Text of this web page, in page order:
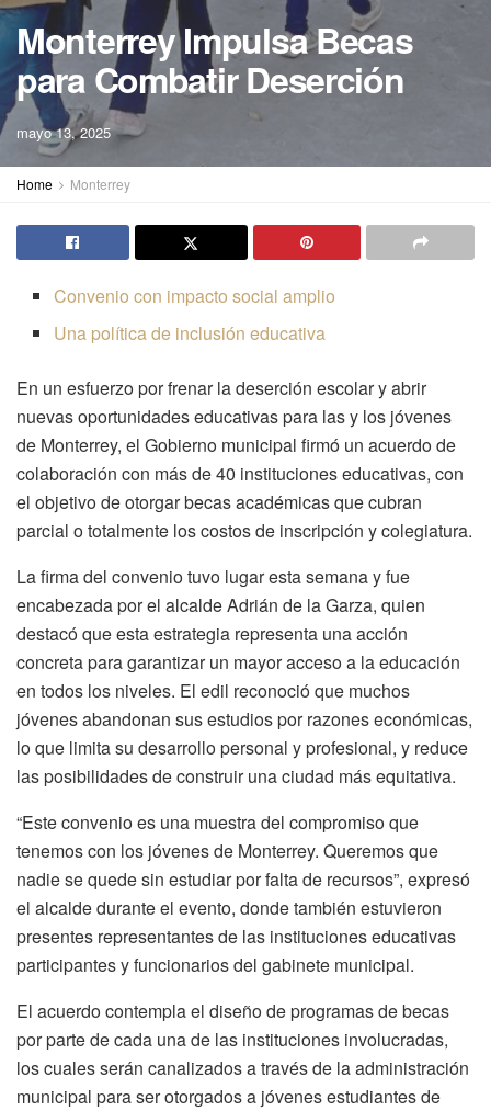
Monterrey Impulsa Becas
para Combatir Deserción
mayo 13, 2025
Home Monterrey
Convenio con impacto social amplio
Una política de inclusión educativa
En un esfuerzo por frenar la deserción escolar y abrir
nuevas oportunidades educativas para las y los jóvenes
de Monterrey, el Gobierno municipal firmó un acuerdo de
colaboración con más de 40 instituciones educativas, con
el objetivo de otorgar becas académicas que cubran
parcial o totalmente los costos de inscripción y colegiatura.
La firma del convenio tuvo lugar esta semana y fue
encabezada por el alcalde Adrián de la Garza, quien
destacó que esta estrategia representa una acción
concreta para garantizar un mayor acceso a la educación
en todos los niveles. El edil reconoció que muchos
jóvenes abandonan sus estudios por razones económicas,
lo que limita su desarrollo personal y profesional, y reduce
las posibilidades de construir una ciudad más equitativa.
“Este convenio es una muestra del compromiso que
tenemos con los jóvenes de Monterrey. Queremos que
nadie se quede sin estudiar por falta de recursos”, expresó
el alcalde durante el evento, donde también estuvieron
presentes representantes de las instituciones educativas
participantes y funcionarios del gabinete municipal.
El acuerdo contempla el diseño de programas de becas
por parte de cada una de las instituciones involucradas,
los cuales serán canalizados a través de la administración
municipal para ser otorgados a jóvenes estudiantes de